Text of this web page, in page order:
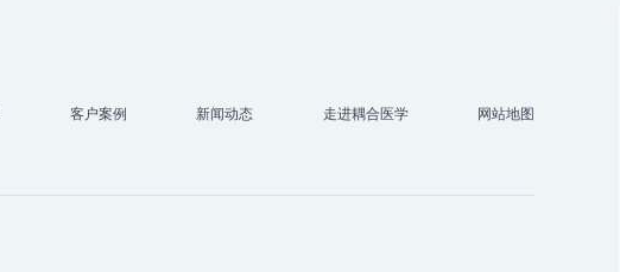
客户案例 新闻动态 走进耦合医学 网站地图